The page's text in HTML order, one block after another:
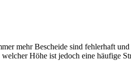
mehr Bescheide sind fehlerhaft
Höhe ist jedoch eine häufige